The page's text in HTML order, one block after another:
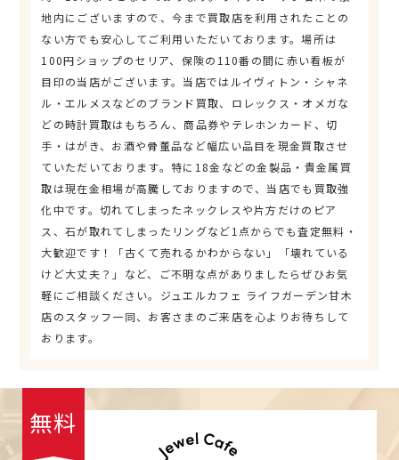
地内にございますので、今まで買取店を利用されたことの
ない方でも安心してご利用いただいております。場所は
100円ショップのセリア、保険の110番の間に赤い看板が
目印の当店がございます。当店ではルイヴィトン・シャネ
ル・エルメスなどのブランド買取、ロレックス・オメガな
どの時計買取はもちろん、商品券やテレホンカード、切
手・はがき、お酒や骨董品など幅広い品目を現金買取させ
ていただいております。特に18金などの金製品・貴金属買
取は現在金相場が高騰しておりますので、当店でも買取強
化中です。切れてしまったネックレスや片方だけのピア
ス、石が取れてしまったリングなど1点からでも査定無料・
大歓迎です！「古くて売れるかわからない」「壊れている
けど大丈夫？」など、ご不明な点がありましたらぜひお気
軽にご相談ください。ジュエルカフェ ライフガーデン甘木
店のスタッフ一同、お客さまのご来店を心よりお待ちして
おります。
無料